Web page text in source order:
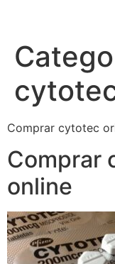
Comprar cytotec
Comprar
online